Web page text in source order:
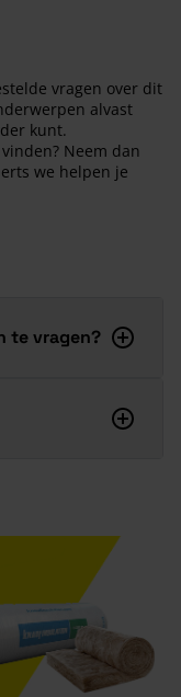
vragen over dit
alvast
kunt.
Neem dan
we helpen je
te vragen?